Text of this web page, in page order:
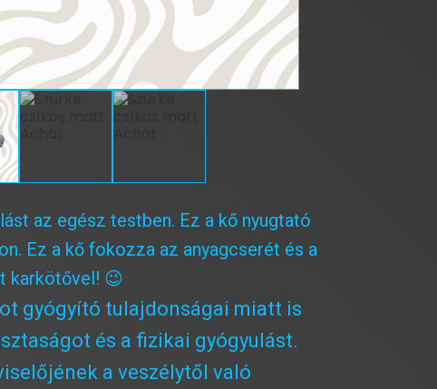
az egész testben. Ez a kő nyugtató
Ez a kő fokozza az anyagcserét és a
karkötővel! 😉
gyógyító tulajdonságai miatt is
és a fizikai gyógyulást.
a veszélytől való